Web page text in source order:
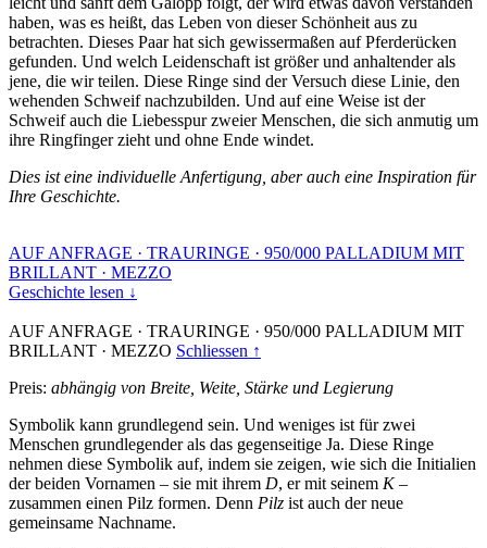
haben, was es heißt, das Leben von dieser Schönheit aus zu
betrachten. Dieses Paar hat sich gewissermaßen auf Pferderücken
gefunden. Und welch Leidenschaft ist größer und anhaltender als
jene, die wir teilen. Diese Ringe sind der Versuch diese Linie, den
wehenden Schweif nachzubilden. Und auf eine Weise ist der
Schweif auch die Liebesspur zweier Menschen, die sich anmutig um
ihre Ringfinger zieht und ohne Ende windet.
Dies ist eine individuelle Anfertigung, aber auch eine Inspiration für
Ihre Geschichte.
AUF ANFRAGE · TRAURINGE · 950/000 PALLADIUM MIT
BRILLANT · MEZZO
Geschichte lesen ↓
AUF ANFRAGE · TRAURINGE · 950/000 PALLADIUM MIT
BRILLANT · MEZZO Schliessen ↑
Preis: abhängig von Breite, Weite, Stärke und Legierung
Symbolik kann grundlegend sein. Und weniges ist für zwei
Menschen grundlegender als das gegenseitige Ja. Diese Ringe
nehmen diese Symbolik auf, indem sie zeigen, wie sich die Initialien
der beiden Vornamen – sie mit ihrem D, er mit seinem K–
zusammen einen Pilz formen. Denn Pilz ist auch der neue
gemeinsame Nachname.